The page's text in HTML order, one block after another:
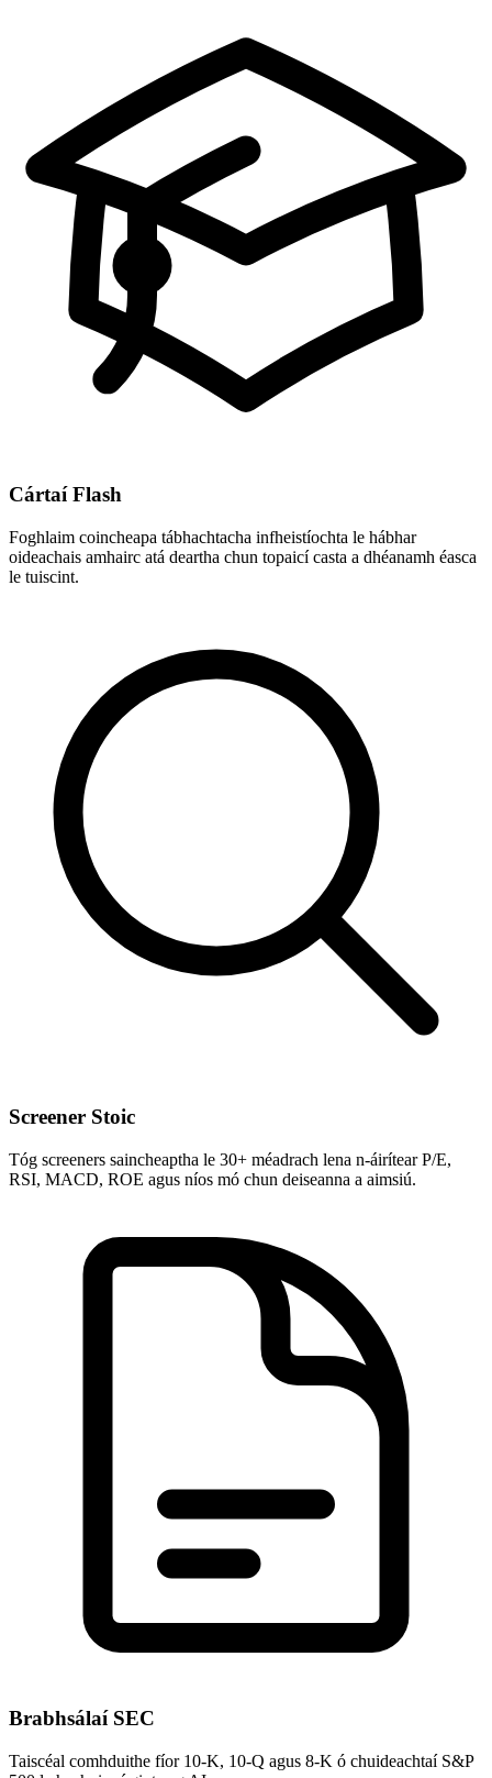
Cártaí Flash
Foghlaim coincheapa tábhachtacha infheistíochta le hábhar
oideachais amhairc atá deartha chun topaicí casta a dhéanamh éasca
le tuiscint.
Screener Stoic
Tóg screeners saincheaptha le 30+ méadrach lena n-áirítear P/E,
RSI, MACD, ROE agus níos mó chun deiseanna a aimsiú.
Brabhsálaí SEC
Taiscéal comhduithe fíor 10-K, 10-Q agus 8-K ó chuideachtaí S&P